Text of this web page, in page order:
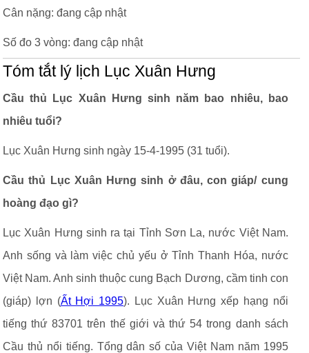
Cân nặng: đang cập nhật
Số đo 3 vòng: đang cập nhật
Tóm tắt lý lịch Lục Xuân Hưng
Cầu thủ Lục Xuân Hưng sinh năm bao nhiêu, bao
nhiêu tuổi?
Lục Xuân Hưng sinh ngày 15-4-1995 (31 tuổi).
Cầu thủ Lục Xuân Hưng sinh ở đâu, con giáp/ cung
hoàng đạo gì?
Lục Xuân Hưng sinh ra tại Tỉnh Sơn La, nước Việt Nam.
Anh sống và làm việc chủ yếu ở Tỉnh Thanh Hóa, nước
Việt Nam. Anh sinh thuộc cung Bạch Dương, cầm tinh con
(giáp) lợn (Ất Hợi 1995). Lục Xuân Hưng xếp hạng nổi
tiếng thứ 83701 trên thế giới và thứ 54 trong danh sách
Cầu thủ nổi tiếng. Tổng dân số của Việt Nam năm 1995